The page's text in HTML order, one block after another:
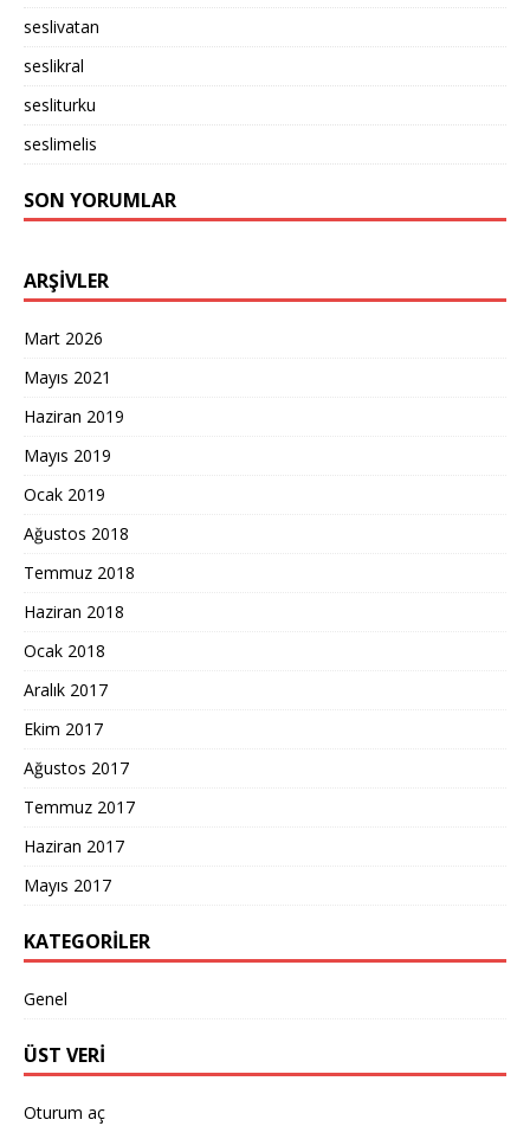
seslivatan
seslikral
sesliturku
seslimelis
SON YORUMLAR
ARŞIVLER
Mart 2026
Mayıs 2021
Haziran 2019
Mayıs 2019
Ocak 2019
Ağustos 2018
Temmuz 2018
Haziran 2018
Ocak 2018
Aralık 2017
Ekim 2017
Ağustos 2017
Temmuz 2017
Haziran 2017
Mayıs 2017
KATEGORILER
Genel
ÜST VERI
Oturum aç